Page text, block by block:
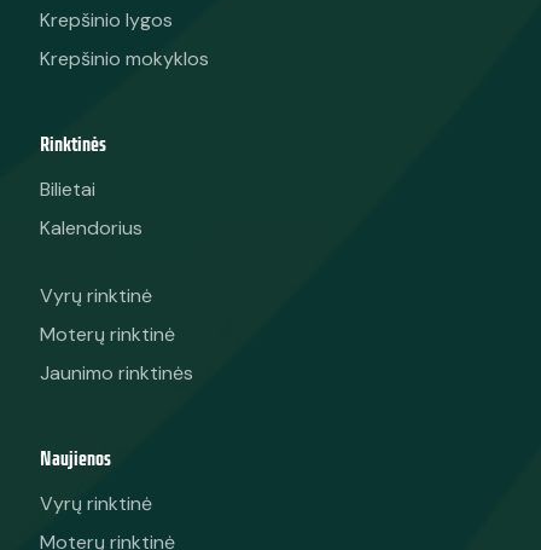
Krepšinio lygos
Krepšinio mokyklos
Rinktinės
Bilietai
Kalendorius
Vyrų rinktinė
Moterų rinktinė
Jaunimo rinktinės
Naujienos
Vyrų rinktinė
Moterų rinktinė